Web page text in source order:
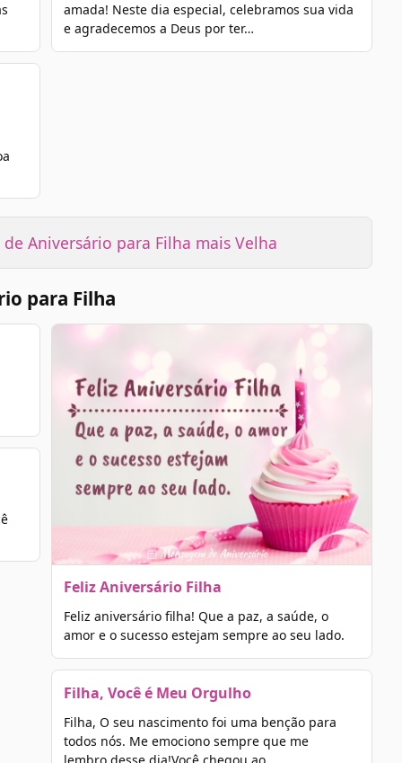
amada! Neste dia especial, celebramos sua vida
e agradecemos a Deus por ter…
Aniversário para Filha mais Velha
para Filha
Feliz Aniversário Filha
Feliz aniversário filha! Que a paz, a saúde, o
amor e o sucesso estejam sempre ao seu lado.
Filha, Você é Meu Orgulho
Filha, O seu nascimento foi uma benção para
todos nós. Me emociono sempre que me
lembro desse dia!Você chegou ao…